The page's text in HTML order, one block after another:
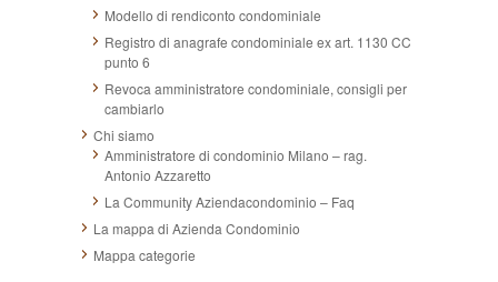
Modello di rendiconto condominiale
Registro di anagrafe condominiale ex art. 1130 CC
punto 6
Revoca amministratore condominiale, consigli per
cambiarlo
Chi siamo
Amministratore di condominio Milano – rag.
Antonio Azzaretto
La Community Aziendacondominio – Faq
La mappa di Azienda Condominio
Mappa categorie